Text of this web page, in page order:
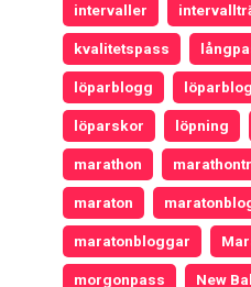
intervaller
kvalitetspass
löparblogg
löparskor löpning
marathon
maraton
maratonbloggar
morgonpass New